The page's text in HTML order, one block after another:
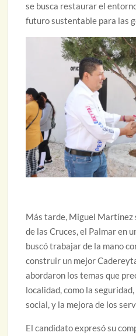
se busca restaurar el
futuro sustentable para las
Más tarde, Miguel Martínez
de las Cruces, el Palmar en
buscó trabajar de la mano
construir un mejor
abordaron los temas que
localidad, como la
social, y la mejora de los
El candidato expresó su